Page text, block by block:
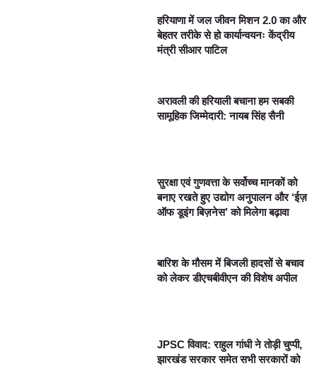
हरियाणा में जल जीवन मिशन 2.0 का और
बेहतर तरीके से हो कार्यान्वयनः केंद्रीय
मंत्री सीआर पाटिल
अरावली की हरियाली बचाना हम सबकी
सामूहिक जिम्मेदारी: नायब सिंह सैनी
सुरक्षा एवं गुणवत्ता के सर्वोच्च मानकों को
बनाए रखते हुए उद्योग अनुपालन और ‘ईज़
ऑफ डूइंग बिज़नेस’ को मिलेगा बढ़ावा
बारिश के मौसम में बिजली हादसों से बचाव
को लेकर डीएचबीवीएन की विशेष अपील
JPSC विवाद: राहुल गांधी ने तोड़ी चुप्पी,
झारखंड सरकार समेत सभी सरकारों को